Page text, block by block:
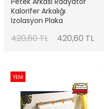
Kalorifer Arkalığı
Izolasyon Plaka
420,60 TL 420,60 TL
YENİ